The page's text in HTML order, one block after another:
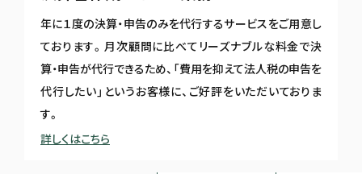
年に１度の決算・申告のみを代行するサービスをご用意し
ております。月次顧問に比べてリーズナブルな料金で決
算・申告が代行できるため、「費用を抑えて法人税の申告を
代行したい」というお客様に、ご好評をいただいておりま
す。
詳しくはこちら